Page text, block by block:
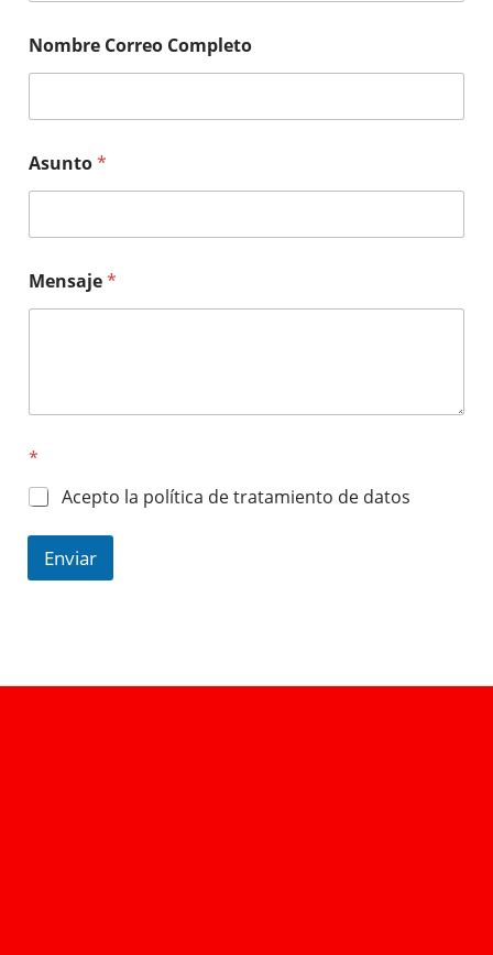
Nombre Correo Completo
Asunto*
Mensaje*
*
Acepto la política de tratamiento de datos
Enviar